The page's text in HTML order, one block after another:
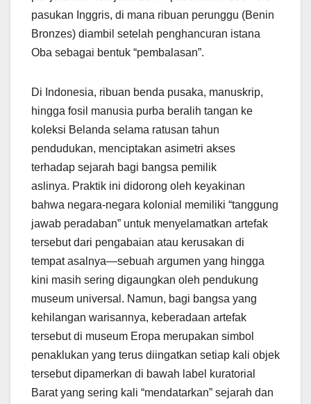
pasukan Inggris, di mana ribuan perunggu (Benin
Bronzes) diambil setelah penghancuran istana
Oba sebagai bentuk “pembalasan”.
Di Indonesia, ribuan benda pusaka, manuskrip,
hingga fosil manusia purba beralih tangan ke
koleksi Belanda selama ratusan tahun
pendudukan, menciptakan asimetri akses
terhadap sejarah bagi bangsa pemilik
aslinya. Praktik ini didorong oleh keyakinan
bahwa negara-negara kolonial memiliki “tanggung
jawab peradaban” untuk menyelamatkan artefak
tersebut dari pengabaian atau kerusakan di
tempat asalnya—sebuah argumen yang hingga
kini masih sering digaungkan oleh pendukung
museum universal. Namun, bagi bangsa yang
kehilangan warisannya, keberadaan artefak
tersebut di museum Eropa merupakan simbol
penaklukan yang terus diingatkan setiap kali objek
tersebut dipamerkan di bawah label kuratorial
Barat yang sering kali “mendatarkan” sejarah dan